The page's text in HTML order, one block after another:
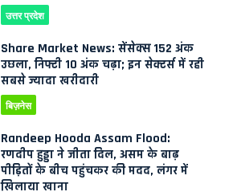
उत्तर प्रदेश
Share Market News: सेंसेक्स 152 अंक
उछला, निफ्टी 10 अंक चढ़ा; इन सेक्टर्स में रही
सबसे ज्यादा खरीदारी
बिज़नेस
Randeep Hooda Assam Flood:
रणदीप हुड्डा ने जीता दिल, असम के बाढ़
पीड़ितों के बीच पहुंचकर की मदद, लंगर में
खिलाया खाना